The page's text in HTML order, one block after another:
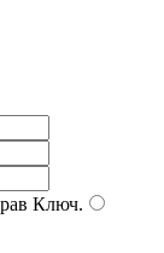
Ключ.